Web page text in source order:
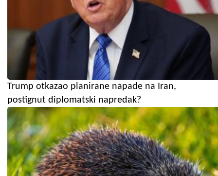
Trump otkazao planirane napade na Iran,
postignut diplomatski napredak?